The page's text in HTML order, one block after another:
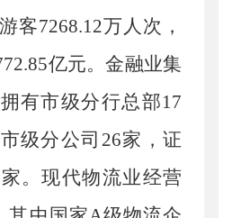
客7268.12万人次，
亿元。金融业集
有市级分行总部17
级分公司26家，证
。现代物流业经营